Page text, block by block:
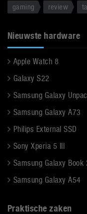
gaming
review
Nieuwste hardware
Apple Watch 8
Galaxy S22
Samsung Galaxy
Samsung Galaxy A73
Philips External SSD
Sony Xperia 5 III
Samsung Galaxy Book
Samsung Galaxy A54
Praktische zaken